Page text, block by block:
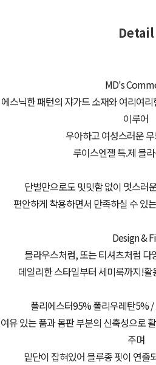
Detail
MD's
에스닉한 패턴의 쟈가드 소재와 여리여
이루어
우아하고 여성스러운
루이스엔젤 특.제 블
단벌만으로도 밋밋함 없이 멋스러
편안하게 착용하면서 만족하실 수 있
Design &
블라우스처럼, 또는 티셔츠처럼 다
데일리한 스타일부터 세미룩까지!
폴리에스터95% 폴리우레탄5%
여유 있는 품과 몸판 부분의 신축성으로
주며
밑단이 잡혀있어 블루종 핏이 연출